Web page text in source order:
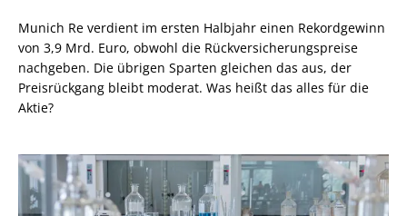
Munich Re verdient im ersten Halbjahr einen Rekordgewinn
von 3,9 Mrd. Euro, obwohl die Rückversicherungspreise
nachgeben. Die übrigen Sparten gleichen das aus, der
Preisrückgang bleibt moderat. Was heißt das alles für die
Aktie?